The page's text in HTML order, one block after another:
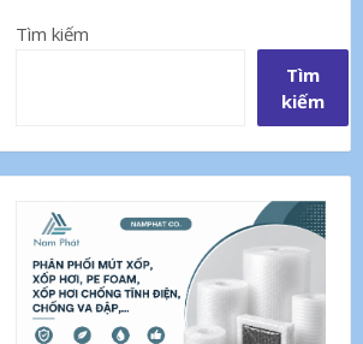
Tìm kiếm
Tìm
kiếm